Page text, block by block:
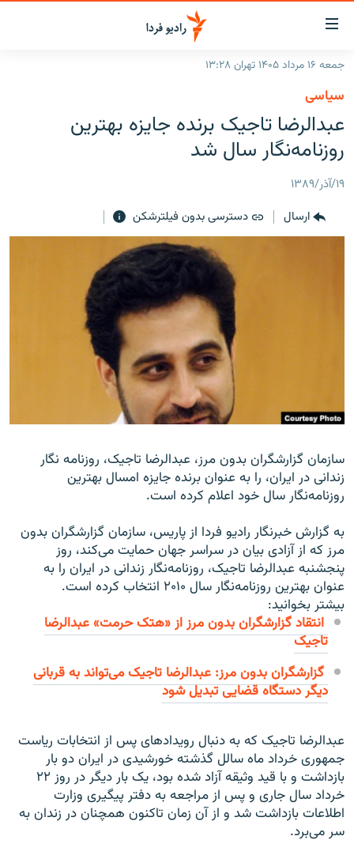
لینک‌های
قابلیت
دسترسی
بازگشت
منوی
اصلی
رفتن
صفحه
جستجو
جهان
برنامه‌های رادیویی
پادکست
چندرسانه‌ای
جمعه ۱۶ مرداد ۱۴۰۵ تهران ۱۳:۲۸
سیاسی
عبدالرضا تاجیک برنده جایزه بهترین
روزنامه‌نگار سال شد
۱۹/آذر/۱۳۸۹
ارسال
دسترسی بدون فیلترشکن
سازمان گزارشگران بدون مرز، عبدالرضا تاجیک،‌ روزنامه نگار
زندانی در ایران،‌ را به عنوان برنده جایزه امسال بهترین
روزنامه‌نگار سال خود اعلام کرده است.
به گزارش خبرنگار رادیو فردا از پاریس، سازمان گزارشگران بدون
مرز که از آزادی بیان در سراسر جهان حمایت می‌کند، روز
پنجشنبه عبدالرضا تاجیک،‌ روزنامه‌نگار زندانی در ایران را به
عنوان بهترین روزنامه‌نگار سال ۲۰۱۰ انتخاب کرده است.
بیشتر بخوانید:
انتقاد گزارشگران بدون مرز از «هتک حرمت» عبدالرضا
تاجیک
گزارشگران بدون مرز: عبدالرضا تاجيک می‌تواند به قربانی
ديگر دستگاه قضايی تبديل شود
عبدالرضا تاجیک که به دنبال رویدادهای پس از انتخابات ریاست
جمهوری خرداد ماه سالل گذشته خورشیدی در ایران دو بار
بازداشت و با قید وثیقه آزاد شده بود، یک بار دیگر در روز ۲۲
خرداد سال جاری و پس از مراجعه به دفتر پیگیری وزارت
اطلاعات بازداشت شد و از آن زمان تاکنون همچنان در زندان به
سر می‌برد.